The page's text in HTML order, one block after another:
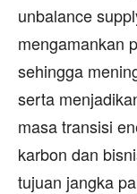
unbalance
mengamankan
sehingga
serta
masa transisi
karbon dan
tujuan jangka